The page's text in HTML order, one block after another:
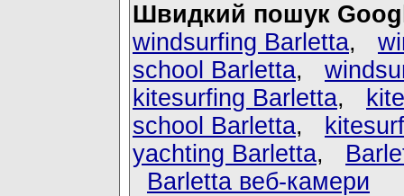
Швидкий пошук
windsurfing Barletta,
school Barletta,
kitesurfing Barletta,
school Barletta,
yachting Barletta,
Barletta веб-камери